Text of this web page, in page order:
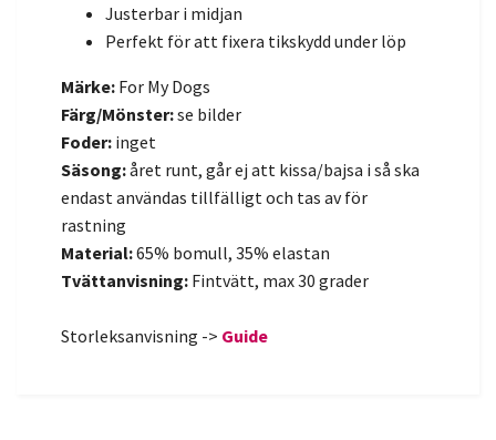
Justerbar i midjan
Perfekt för att fixera tikskydd under löp
Märke: For My Dogs
Färg/Mönster:se bilder
Foder: inget
Säsong:året runt, går ej att kissa/bajsa i så ska
endast användas tillfälligt och tas av för
rastning
Material:65% bomull, 35% elastan
Tvättanvisning: Fintvätt, max 30 grader
Storleksanvisning -> Guide